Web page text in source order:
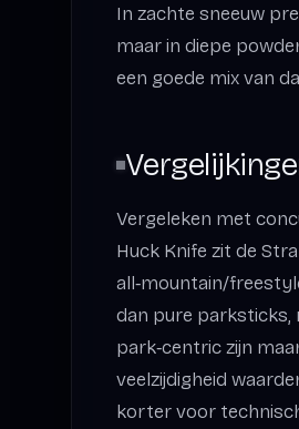
In zachte sneeuw
maar in diepe
een goede mix van
Vergeleken met
Huck Knife zit de
all‑mountain/
dan pure parksticks,
park‑centric zijn
veelzijdigheid
korter voor